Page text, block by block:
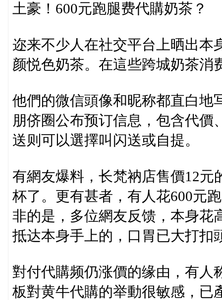
土豪！600元跑腿费代購奶茶？
迩来不少人在社交平台上晒出本
颜悦色奶茶。在這些跨城奶茶消
他們的微信頭像和昵称都直白地
朋侪圈公布预订信息，包含代價
送则可以選擇叫闪送或自提。
有網友爆料，长梵衲店售價12元
杯了。更有甚者，有人花600元
非的是，多位網友反馈，本身花
抵达本身手上的，口胃已大打扣
對付代購频仍涨價的缘由，有人
板對黄牛代購的举動很敏感，已